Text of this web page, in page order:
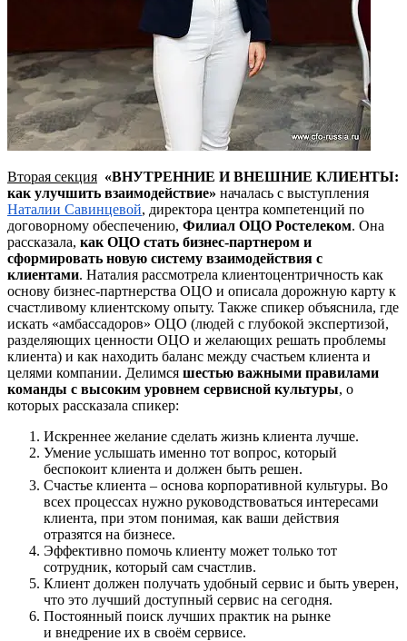
Вторая секция «ВНУТРЕННИЕ И ВНЕШНИЕ КЛИЕНТЫ:
как улучшить взаимодействие» началась с выступления
Наталии Савинцевой, директора центра компетенций по
договорному обеспечению, Филиал ОЦО Ростелеком. Она
рассказала, как ОЦО стать бизнес-партнером и
сформировать новую систему взаимодействия с
клиентами. Наталия рассмотрела клиентоцентричность как
основу бизнес-партнерства ОЦО и описала дорожную карту к
счастливому клиентскому опыту. Также спикер объяснила, где
искать «амбассадоров» ОЦО (людей с глубокой экспертизой,
разделяющих ценности ОЦО и желающих решать проблемы
клиента) и как находить баланс между счастьем клиента и
целями компании. Делимся шестью важными правилами
команды с высоким уровнем сервисной культуры, о
которых рассказала спикер:
Искреннее желание сделать жизнь клиента лучше.
Умение услышать именно тот вопрос, который
беспокоит клиента и должен быть решен.
Счастье клиента – основа корпоративной культуры. Во
всех процессах нужно руководствоваться интересами
клиента, при этом понимая, как ваши действия
отразятся на бизнесе.
Эффективно помочь клиенту может только тот
сотрудник, который сам счастлив.
Клиент должен получать удобный сервис и быть уверен,
что это лучший доступный сервис на сегодня.
Постоянный поиск лучших практик на рынке
и внедрение их в своём сервисе.